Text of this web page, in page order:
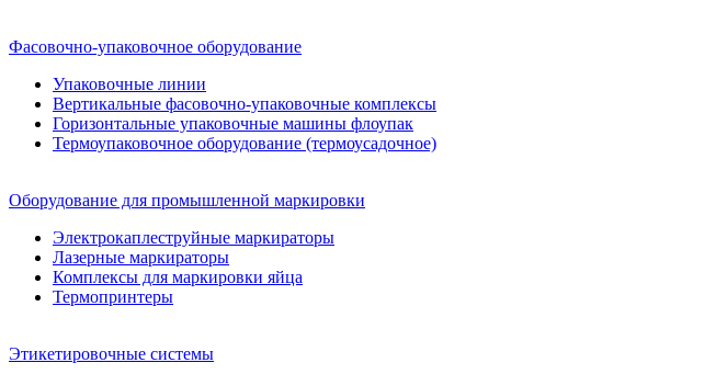
Фасовочно-упаковочное оборудование
Упаковочные линии
Вертикальные фасовочно-упаковочные комплексы
Горизонтальные упаковочные машины флоупак
Термоупаковочное оборудование (термоусадочное)
Оборудование для промышленной маркировки
Электрокаплеструйные маркираторы
Лазерные маркираторы
Комплексы для маркировки яйца
Термопринтеры
Этикетировочные системы